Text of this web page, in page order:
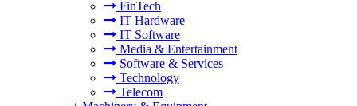
FinTech
IT Hardware
IT Software
Media & Entertainment
Software & Services
Technology
Telecom